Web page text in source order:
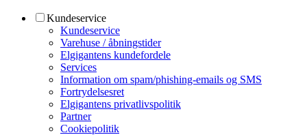
Kundeservice
Kundeservice
Varehuse / åbningstider
Elgigantens kundefordele
Services
Information om spam/phishing-emails og SMS
Fortrydelsesret
Elgigantens privatlivspolitik
Partner
Cookiepolitik